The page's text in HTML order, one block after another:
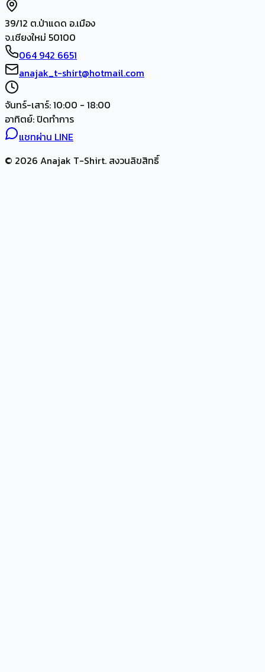
39/12 ต.ป่าแดด อ.เมือง
จ.เชียงใหม่ 50100
064 942 6651
anajak_t-shirt@hotmail.com
จันทร์-เสาร์: 10:00 - 18:00
อาทิตย์: ปิดทำการ
แชทผ่าน LINE
© 2026 Anajak T-Shirt. สงวนลิขสิทธิ์